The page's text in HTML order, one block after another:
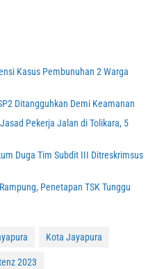
Kasus Pembunuhan 2 Warga
Ditangguhkan Demi Keamanan
Pekerja Jalan di Tolikara, 5
Duga Tim Subdit III Ditreskrimsus
Penetapan TSK Tunggu
Kota Jayapura
2023